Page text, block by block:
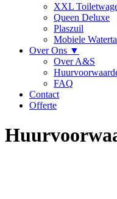
XXL
Queen Deluxe
Plaszuil
Mobiele
Over Ons ▼
Over A&S
FAQ
Contact
Offerte